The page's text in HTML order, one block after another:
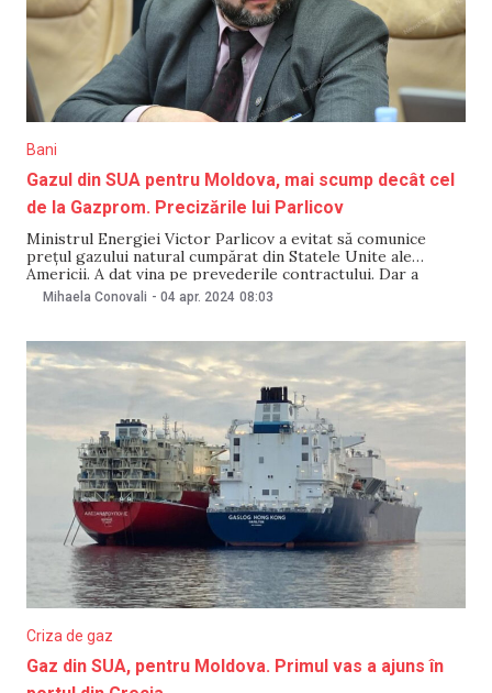
Bani
Gazul din SUA pentru Moldova, mai scump decât cel
de la Gazprom. Precizările lui Parlicov
Ministrul Energiei Victor Parlicov a evitat să comunice
prețul gazului natural cumpărat din Statele Unite ale
Americii. A dat vina pe prevederile contractului. Dar a
recunoscut că e mai scump decât cel de la Gazprom, însă
diferența de preț nu ar fi foarte mare. „Prețul e puțin mai
Mihaela Conovali - 04 apr. 2024 08:03
Criza de gaz
Gaz din SUA, pentru Moldova. Primul vas a ajuns în